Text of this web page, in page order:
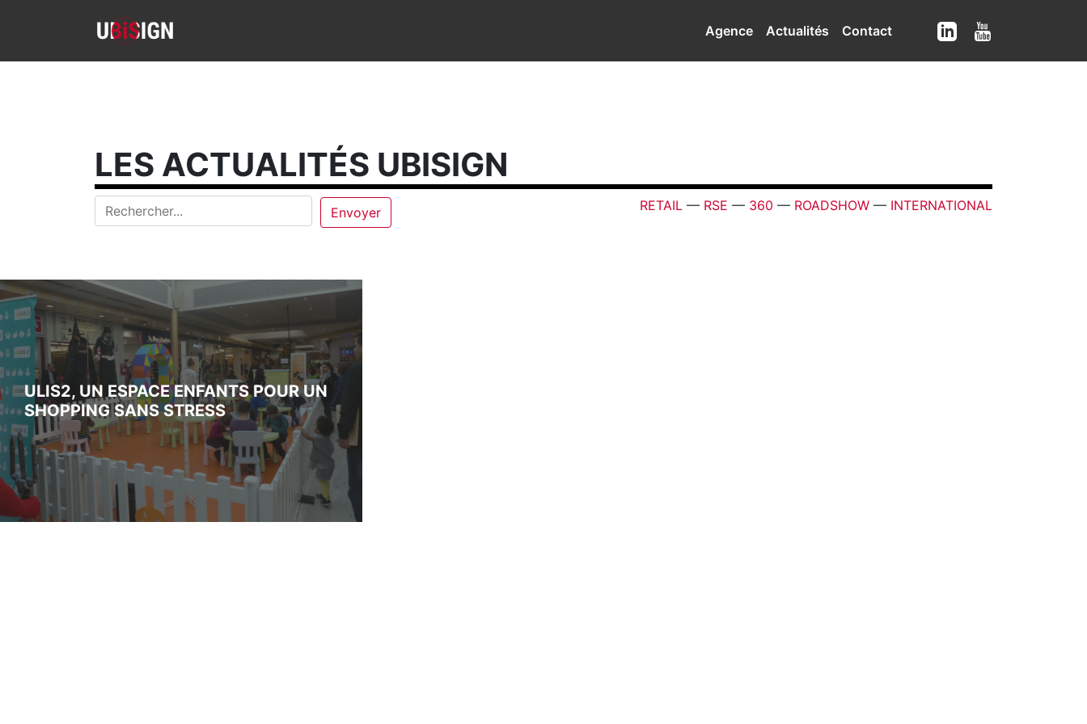
Agence Actualités Contact
LES ACTUALITÉS UBISIGN
RETAIL — RSE — 360 — ROADSHOW — INTERNATIONAL
ULIS2, UN ESPACE ENFANTS POUR UN
SHOPPING SANS STRESS